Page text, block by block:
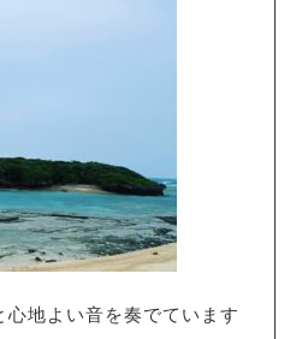
地よい音を奏でています